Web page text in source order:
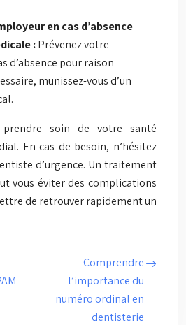
en cas d’absence
:Prévenez votre
d’absence pour raison
munissez-vous d’un
prendre soin de votre santé
En cas de besoin, n’hésitez
d’urgence. Un traitement
vous éviter des complications
de retrouver rapidement un
Comprendre
l’importance du
numéro ordinal en
dentisterie